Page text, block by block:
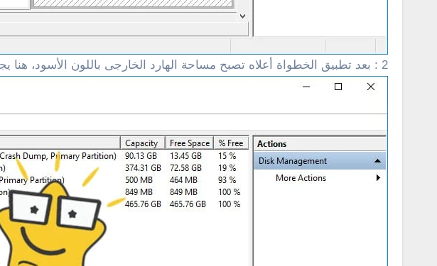
2 : بعد تطبيق الخطواة أعلاه تصبح مساحة الهارد الخارجى باللون الأسود، هنا يجب عليك النقر كليك يمين على هذه المساحة وأختيار ” new simple voume ” ثم أنقر على next .